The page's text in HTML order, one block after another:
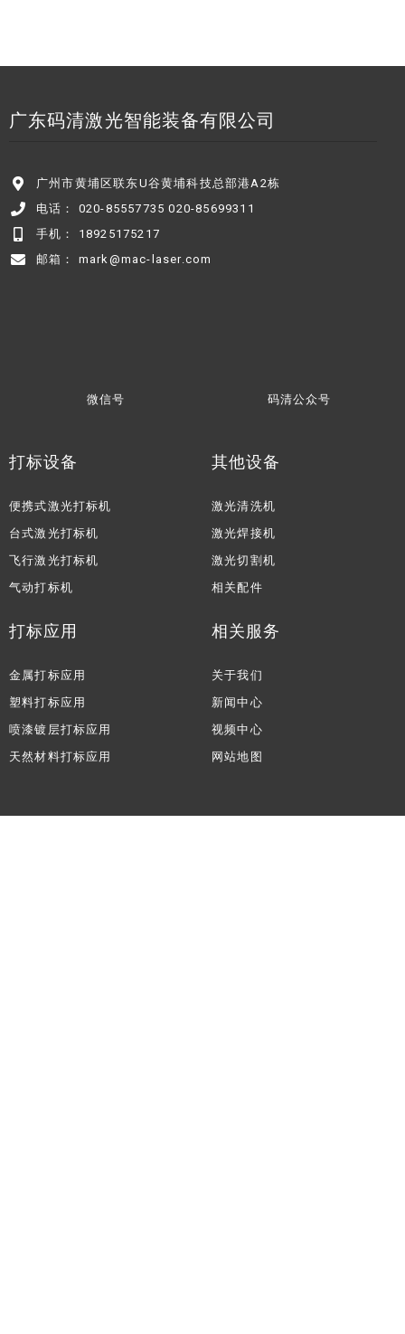
广东码清激光智能装备有限公司
广州市黄埔区联东U谷黄埔科技总部港A2栋
电话： 020-85557735 020-85699311
手机： 18925175217
邮箱： mark@mac-laser.com
微信号 码清公众号
打标设备
便携式激光打标机
台式激光打标机
飞行激光打标机
气动打标机
其他设备
激光清洗机
激光焊接机
激光切割机
相关配件
打标应用
金属打标应用
塑料打标应用
喷漆镀层打标应用
天然材料打标应用
相关服务
关于我们
新闻中心
视频中心
网站地图